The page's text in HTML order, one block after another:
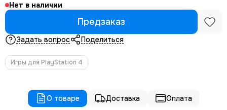
Нет в наличии
Предзаказ
Задать вопрос Поделиться
Игры для PlayStation 4
О товаре Доставка Оплата